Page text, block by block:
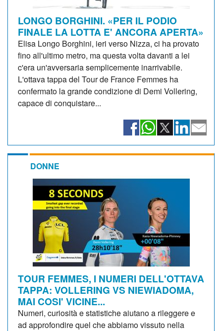
LONGO BORGHINI. «PER IL PODIO
FINALE LA LOTTA E' ANCORA APERTA»
Elisa Longo Borghini, ieri verso Nizza, ci ha provato
fino all'ultimo metro, ma questa volta davanti a lei
c'era un'avversaria semplicemente inarrivabile.
L'ottava tappa del Tour de France Femmes ha
confermato la grande condizione di Demi Vollering,
capace di conquistare...
DONNE
TOUR FEMMES, I NUMERI DELL'OTTAVA
TAPPA: VOLLERING VS NIEWIADOMA,
MAI COSI' VICINE...
Numeri, curiosità e statistiche aiutano a rileggere e
ad approfondire quel che abbiamo vissuto nella